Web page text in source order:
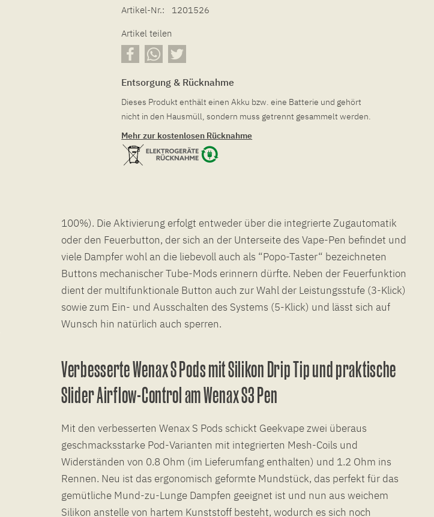
Artikel-Nr.:
1201526
Artikel teilen
Entsorgung & Rücknahme
Dieses Produkt enthält einen Akku bzw. eine Batterie und gehört
nicht in den Hausmüll, sondern muss getrennt gesammelt werden.
Mehr zur kostenlosen Rücknahme
100%). Die Aktivierung erfolgt entweder über die integrierte Zugautomatik
oder den Feuerbutton, der sich an der Unterseite des Vape-Pen befindet und
viele Dampfer wohl an die liebevoll auch als “Popo-Taster“ bezeichneten
Buttons mechanischer Tube-Mods erinnern dürfte. Neben der Feuerfunktion
dient der multifunktionale Button auch zur Wahl der Leistungsstufe (3-Klick)
sowie zum Ein- und Ausschalten des Systems (5-Klick) und lässt sich auf
Wunsch hin natürlich auch sperren.
Verbesserte Wenax S Pods mit Silikon Drip Tip und praktische
Slider Airflow-Control am Wenax S3 Pen
Mit den verbesserten Wenax S Pods schickt Geekvape zwei überaus
geschmacksstarke Pod-Varianten mit integrierten Mesh-Coils und
Widerständen von 0.8 Ohm (im Lieferumfang enthalten) und 1.2 Ohm ins
Rennen. Neu ist das ergonomisch geformte Mundstück, das perfekt für das
gemütliche Mund-zu-Lunge Dampfen geeignet ist und nun aus weichem
Silikon anstelle von hartem Kunststoff besteht, wodurch es sich noch